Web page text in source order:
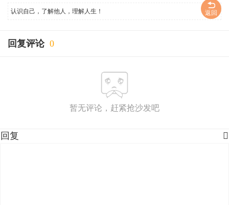
认识自己，了解他人，理解人生！
回复评论 0
暂无评论，赶紧抢沙发吧
返回

回复